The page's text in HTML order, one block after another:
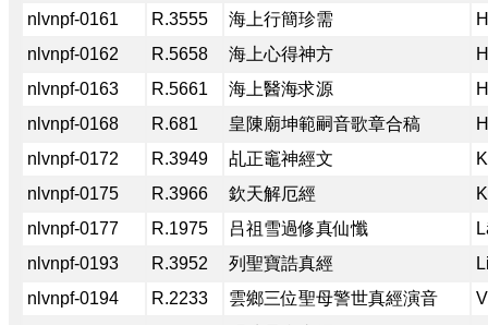
nlvnpf-0161
R.3555 海上行簡珍需
nlvnpf-0162
R.5658 海上心得神方
nlvnpf-0163
R.5661 海上醫海求源
nlvnpf-0168
R.681 皇陳廟坤範嗣音歌章合稿
nlvnpf-0172
R.3949 乩正竈神經文
nlvnpf-0175
R.3966 欽天解厄經
nlvnpf-0177
R.1975 吕祖雪過修真仙懺
nlvnpf-0193
R.3952 列聖寶誥真經
nlvnpf-0194
R.2233 雲鄉三位聖母警世真經演音